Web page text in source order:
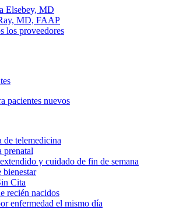
Elsebey, MD
MD, FAAP
los proveedores
pacientes nuevos
de telemedicina
prenatal
y cuidado de fin de semana
bienestar
Cita
recién nacidos
enfermedad el mismo día